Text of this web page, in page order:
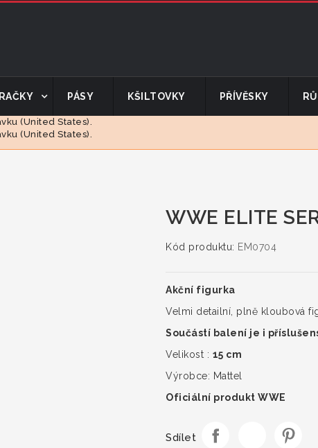
PÁSY KŠILTOVKY PŘÍVĚSKY
(United States).
(United States).
WWE ELITE
Kód produktu: EM0704
Akční figurka
Velmi detailní, plně kloubová
Součástí balení je i
Velikost : 15 cm
Výrobce: Mattel
Oficiální produkt WWE
Sdílet